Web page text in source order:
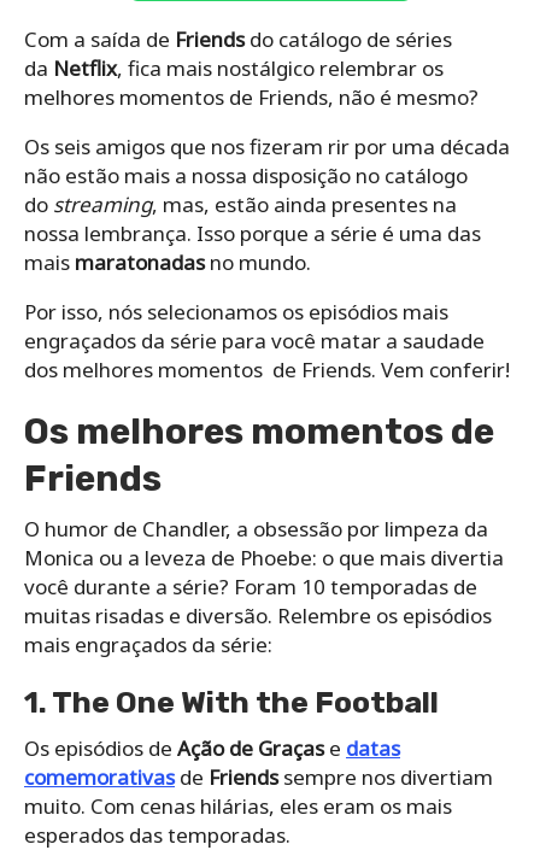
Com a saída de Friendsdo catálogo de séries
da Netflix, fica mais nostálgico relembrar os
melhores momentos de Friends, não é mesmo?
Os seis amigos que nos fizeram rir por uma década
não estão mais a nossa disposição no catálogo
do streaming, mas, estão ainda presentes na
nossa lembrança. Isso porque a série é uma das
mais maratonadasno mundo.
Por isso, nós selecionamos os episódios mais
engraçados da série para você matar a saudade
dos melhores momentos de Friends. Vem conferir!
Os melhores momentos de
Friends
O humor de Chandler, a obsessão por limpeza da
Monica ou a leveza de Phoebe: o que mais divertia
você durante a série? Foram 10 temporadas de
muitas risadas e diversão. Relembre os episódios
mais engraçados da série:
1. The One With the Football
Os episódios de Ação de Graçase datas
comemorativasde Friendssempre nos divertiam
muito. Com cenas hilárias, eles eram os mais
esperados das temporadas.